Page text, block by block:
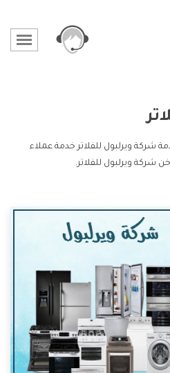
شركة ويرلبول للفلاتر خدمة عملاء
شركة ويرلبول للفلاتر.